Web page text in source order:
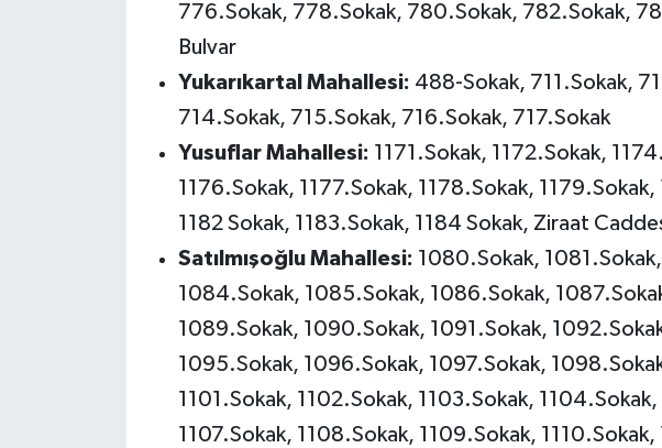
776.Sokak, 778.Sokak, 780.Sokak, 782.Sokak,
Bulvar
Yukarıkartal Mahallesi: 488-Sokak, 711.Sokak,
714.Sokak, 715.Sokak, 716.Sokak, 717.Sokak
Yusuflar Mahallesi: 1171.Sokak, 1172.Sokak,
1176.Sokak, 1177.Sokak, 1178.Sokak, 1179.Sokak,
1182 Sokak, 1183.Sokak, 1184 Sokak, Ziraat
Satılmışoğlu Mahallesi: 1080.Sokak,
1084.Sokak, 1085.Sokak, 1086.Sokak,
1089.Sokak, 1090.Sokak, 1091.Sokak,
1095.Sokak, 1096.Sokak, 1097.Sokak,
1101.Sokak, 1102.Sokak, 1103.Sokak,
1107.Sokak, 1108.Sokak, 1109.Sokak, 1110.Sokak,